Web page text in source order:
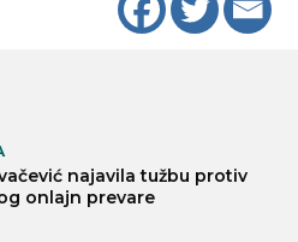
najavila tužbu protiv
onlajn prevare